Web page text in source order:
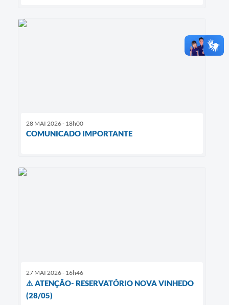
28 MAI 2026 - 18h00
COMUNICADO IMPORTANTE
27 MAI 2026 - 16h46
⚠️ ATENÇÃO- RESERVATÓRIO NOVA VINHEDO
(28/05)